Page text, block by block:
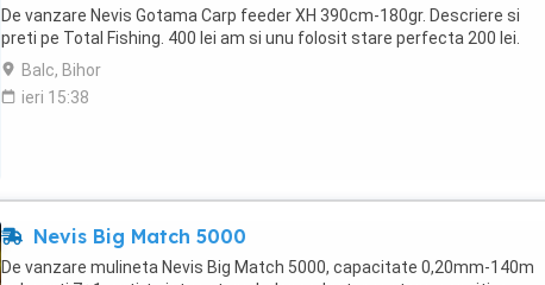
De vanzare Nevis Gotama Carp feeder XH 390cm-180gr. Descriere si
preti pe Total Fishing. 400 lei am si unu folosit stare perfecta 200 lei.
Balc, Bihor
ieri 15:38
Nevis Big Match 5000
De vanzare mulineta Nevis Big Match 5000, capacitate 0,20mm-140m